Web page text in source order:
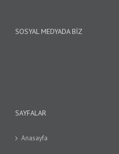
SOSYAL MEDYADA BIZ
SAYFALAR
Anasayfa